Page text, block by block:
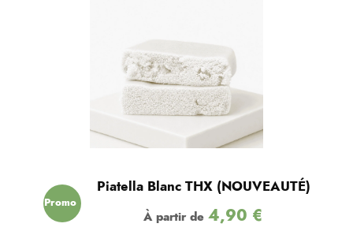
Promo
Piatella Blanc THX (NOUVEAUTÉ)
À partir de 4,90 €